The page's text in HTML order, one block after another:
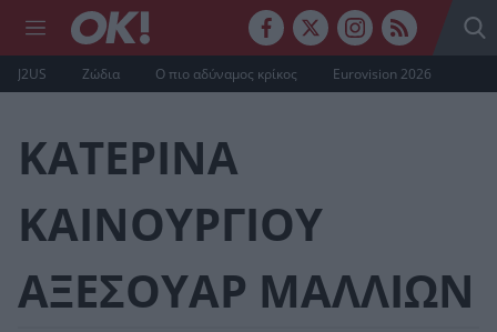
J2US Ζώδια Ο πιο αδύναμος κρίκος Eurovision 2026
ΚΑΤΕΡΙΝΑ
ΚΑΙΝΟΥΡΓΙΟΥ
ΑΞΕΣΟΥΑΡ ΜΑΛΛΙΩΝ